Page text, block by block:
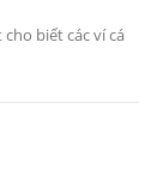
cho biết các ví cá